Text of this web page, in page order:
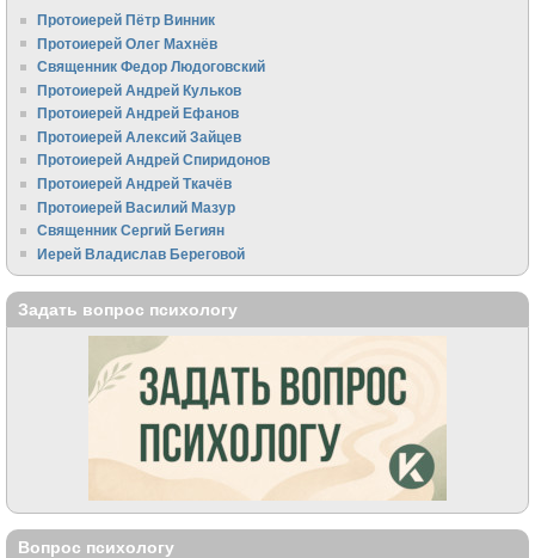
Протоиерей Пётр Винник
Протоиерей Олег Махнёв
Священник Федор Людоговский
Протоиерей Андрей Кульков
Протоиерей Андрей Ефанов
Протоиерей Алексий Зайцев
Протоиерей Андрей Спиридонов
Протоиерей Андрей Ткачёв
Протоиерей Василий Мазур
Священник Сергий Бегиян
Иерей Владислав Береговой
Задать вопрос психологу
Вопрос психологу